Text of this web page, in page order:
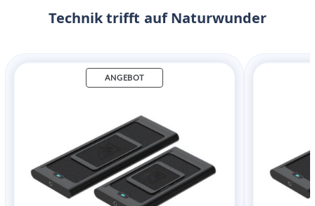
Technik trifft auf Naturwunder
ANGEBOT